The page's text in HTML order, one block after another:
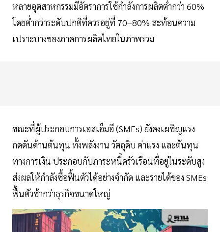
หลายอุตสาหกรรมมีอัตราการใช้กำลังการผลิตต่ำกว่า 60%
โดยต่ำกว่าระดับปกติที่ควรอยู่ที่ 70–80% สะท้อนความ
เปราะบางของภาคการผลิตไทยในภาพรวม
ขณะที่ผู้ประกอบการเอสเอ็มอี (SMEs) ยังคงเผชิญแรง
กดดันด้านต้นทุน ทั้งพลังงาน วัตถุดิบ ค่าแรง และต้นทุน
ทางการเงิน ประกอบกับภาระหนี้ครัวเรือนที่อยู่ในระดับสูง
ส่งผลให้กำลังซื้อฟื้นตัวได้อย่างจำกัด และรายได้ของ SMEs
ฟื้นตัวช้ากว่าธุรกิจขนาดใหญ่